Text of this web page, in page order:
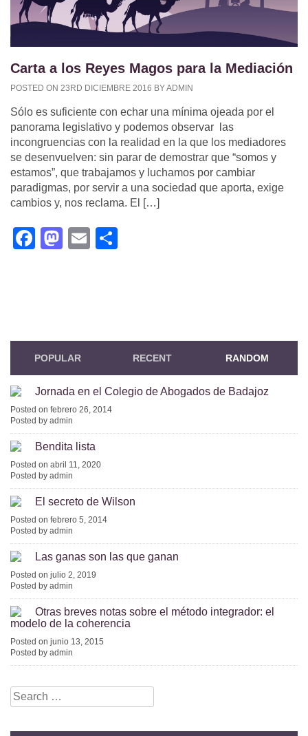
Carta a los Reyes Magos para la Mediación
POSTED ON 23RD DICIEMBRE 2016 BY ADMIN
Sólo es suficiente con echar una mínima ojeada por el
panorama legislativo y podemos observar las
incongruencias con la realidad en la que los mediadores
se desenvuelven: sin parar de demostrar que “somos y
estamos”, que trabajamos y luchamos por cambiar
paradigmas, por servir a una sociedad que aporta, exige
cambios y, nos reclama. El […]
Facebook
Mastodon
Email
POPULAR RECENT RANDOM
Jornada en el Colegio de Abogados de Badajoz
Posted on febrero 26, 2014
Posted by admin
Bendita lista
Posted on abril 11, 2020
Posted by admin
El secreto de Wilson
Posted on febrero 5, 2014
Posted by admin
Las ganas son las que ganan
Posted on julio 2, 2019
Posted by admin
Otras breves notas sobre el método integrador: el
modelo de la coherencia
Posted on junio 13, 2015
Posted by admin
Search
for: